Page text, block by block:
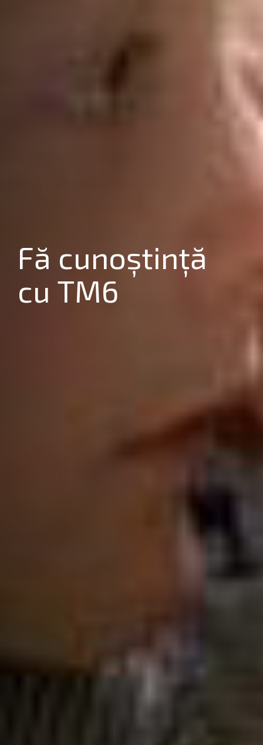
Fă cunoștință
cu TM6